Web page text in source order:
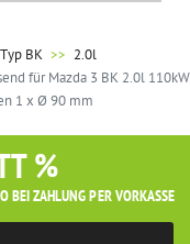
Typ BK
2.0l
für Mazda 3 BK 2.0l 110kW
1 x Ø 90 mm
%
BEI ZAHLUNG PER VORKASSE